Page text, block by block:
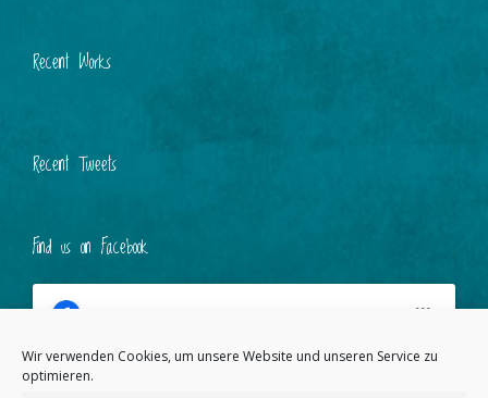
Wir verwenden Cookies, um unsere Website und unseren Service zu
optimieren.
Recent Works
Recent Tweets
Find us on Facebook